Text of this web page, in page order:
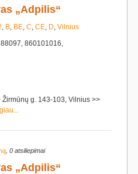
„Adpilis“
, B, BE, C, CE, D, Vilnius
860101016,
g. 143-103, Vilnius >>
, 0 atsiliepimai
„Adpilis“